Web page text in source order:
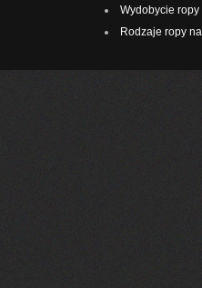
Wydobycie
Rodzaje ropy